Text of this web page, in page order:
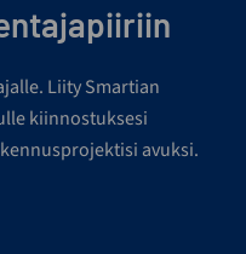
Liity Smartian
kiinnostuksesi
avuksi.